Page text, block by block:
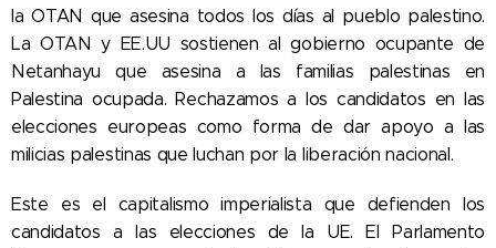
la OTAN que asesina todos los días al pueblo palestino.
La OTAN y EE.UU sostienen al gobierno ocupante de
Netanhayu que asesina a las familias palestinas en
Palestina ocupada. Rechazamos a los candidatos en las
elecciones europeas como forma de dar apoyo a las
milicias palestinas que luchan por la liberación nacional.
Este es el capitalismo imperialista que defienden los
candidatos a las elecciones de la UE. El Parlamento